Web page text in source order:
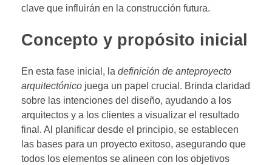
clave que influirán en la construcción futura.
Concepto y propósito inicial
En esta fase inicial, la definición de anteproyecto
arquitectónico juega un papel crucial. Brinda claridad
sobre las intenciones del diseño, ayudando a los
arquitectos y a los clientes a visualizar el resultado
final. Al planificar desde el principio, se establecen
las bases para un proyecto exitoso, asegurando que
todos los elementos se alineen con los objetivos